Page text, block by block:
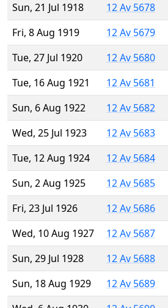
Sun, 21 Jul 1918
12 Av 5678
Fri, 8 Aug 1919
12 Av 5679
Tue, 27 Jul 1920
12 Av 5680
Tue, 16 Aug 1921
12 Av 5681
Sun, 6 Aug 1922
12 Av 5682
Wed, 25 Jul 1923
12 Av 5683
Tue, 12 Aug 1924
12 Av 5684
Sun, 2 Aug 1925
12 Av 5685
Fri, 23 Jul 1926
12 Av 5686
Wed, 10 Aug 1927
12 Av 5687
Sun, 29 Jul 1928
12 Av 5688
Sun, 18 Aug 1929
12 Av 5689